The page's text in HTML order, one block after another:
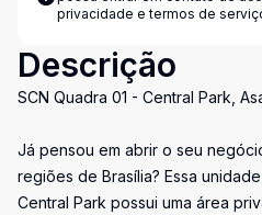
privacidade e termos de
Descrição
SCN Quadra 01 - Central Park,
Já pensou em abrir o seu
regiões de Brasília? Essa
Central Park possui uma área